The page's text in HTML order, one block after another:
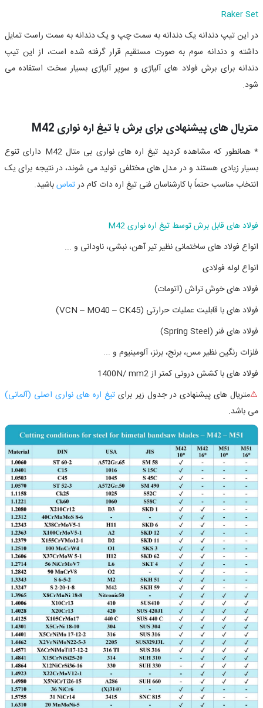
Raker Set
در این تیپ دندانه یک دندانه به سمت چپ و یک دندانه به سمت راست تمایل
داشته و دندانه سوم به صورت مستقیم قرار گرفته شده است، از این تیپ
دندانه برای برش فولاد های آلیاژی و سوپر آلیاژی بسیار سخت استفاده می
شود.
متریال های پیشنهادی برای برش با تیغ اره نواری M42
* همانطور که مشاهده کردید تیغ اره های نواری بی متالM42 دارای تنوع
بسیار زیادی هستند و در مدل های مختلفی تولید می شوند، در نتیجه برای یک
انتخاب مناسب حتماً با کارشناسان فنی تیغ اره دات کام درتماسباشید.
فولاد های قابل برش توسط تیغ اره نواری M42
انواع فولاد های ساختمانی نظیر تیر آهن، نبشی، ناودانی و ...
انواع لوله فولادی
فولاد های خوش تراش (اتومات)
فولاد های با قابلیت عملیات حرارتی (VCN – MO40 – CK45)
فولاد های فنر(Spring Steel)
فلزات رنگین نظیر مس، برنج، برنز، آلومینیوم و ...
فولاد های با کشش درونی کمتر از1400N/ mm2
⚠متریال های پیشنهادی در جدول زیر برای تیغ اره های نواری اصلی (آلمانی)
می باشد.